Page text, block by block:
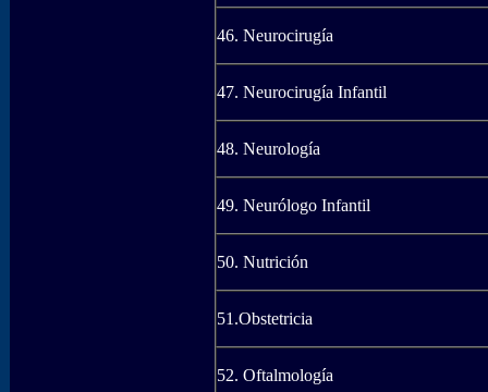
46. Neurocirugía
47. Neurocirugía Infantil
48. Neurología
49. Neurólogo Infantil
50. Nutrición
51.Obstetricia
52. Oftalmología